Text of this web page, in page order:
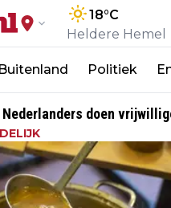
18°C
Heldere Hemel
Buitenland Politiek
Nederlanders doen